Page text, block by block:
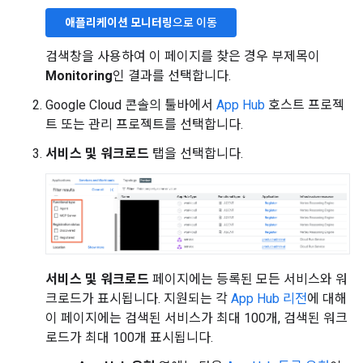
애플리케이션 모니터링으로 이동
검색창을 사용하여 이 페이지를 찾은 경우 부제목이
Monitoring인 결과를 선택합니다.
Google Cloud 콘솔의 툴바에서 App Hub 호스트 프로젝
트 또는 관리 프로젝트를 선택합니다.
서비스 및 워크로드 탭을 선택합니다.
서비스 및 워크로드 페이지에는 등록된 모든 서비스와 워
크로드가 표시됩니다. 지원되는 각 App Hub 리전에 대해
이 페이지에는 검색된 서비스가 최대 100개, 검색된 워크
로드가 최대 100개 표시됩니다.